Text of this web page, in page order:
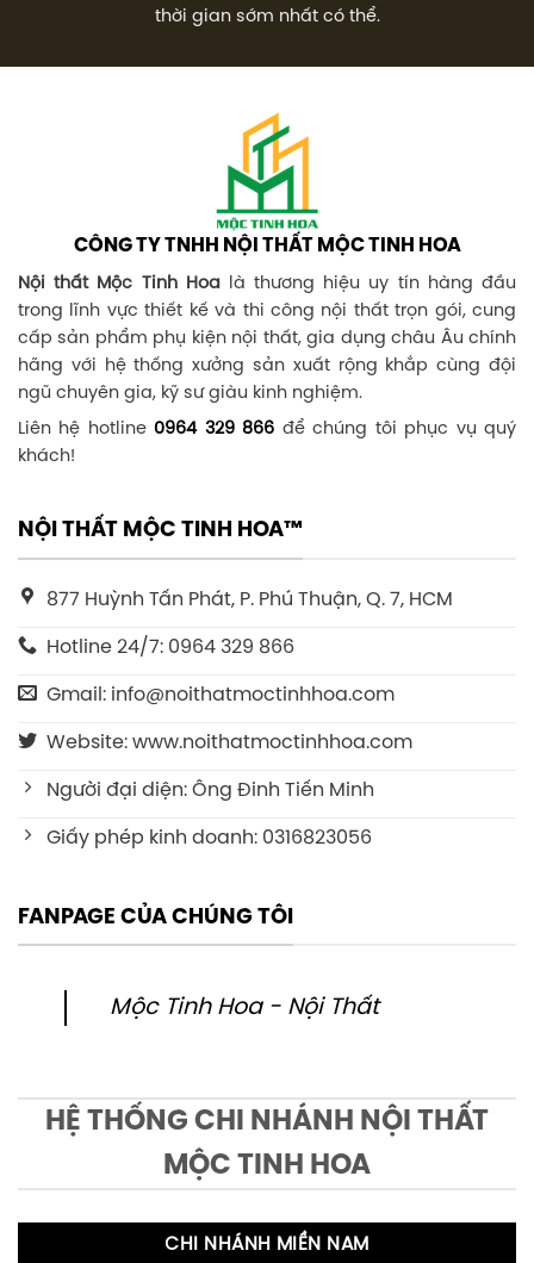
thời gian sớm nhất có thể.
CÔNG TY TNHH NỘI THẤT MỘC TINH HOA
Nội thất Mộc Tinh Hoalà thương hiệu uy tín hàng đầu
trong lĩnh vực thiết kế và thi công nội thất trọn gói, cung
cấp sản phẩm phụ kiện nội thất, gia dụng châu Âu chính
hãng với hệ thống xưởng sản xuất rộng khắp cùng đội
ngũ chuyên gia, kỹ sư giàu kinh nghiệm.
Liên hệ hotline 0964 329 866 để chúng tôi phục vụ quý
khách!
NỘI THẤT MỘC TINH HOA™
877 Huỳnh Tấn Phát, P. Phú Thuận, Q. 7, HCM
Hotline 24/7: 0964 329 866
Gmail: info@noithatmoctinhhoa.com
Website: www.noithatmoctinhhoa.com
Người đại diện: Ông Đinh Tiến Minh
Giấy phép kinh doanh: 0316823056
FANPAGE CỦA CHÚNG TÔI
Mộc Tinh Hoa - Nội Thất
HỆ THỐNG CHI NHÁNH NỘI THẤT
MỘC TINH HOA
CHI NHÁNH MIỀN NAM